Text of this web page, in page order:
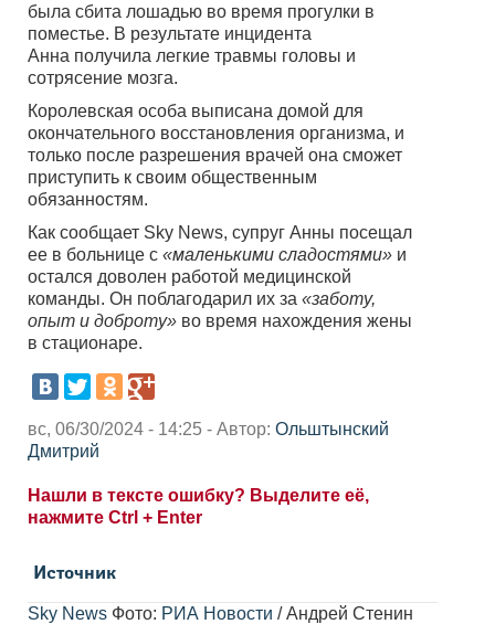
была сбита лошадью во время прогулки в
поместье. В результате инцидента
Анна получила легкие травмы головы и
сотрясение мозга.
Королевская особа выписана домой для
окончательного восстановления организма, и
только после разрешения врачей она сможет
приступить к своим общественным
обязанностям.
Как сообщает Sky News, супруг Анны посещал
ее в больнице с «маленькими сладостями» и
остался доволен работой медицинской
команды. Он поблагодарил их за «заботу,
опыт и доброту» во время нахождения жены
в стационаре.
вс, 06/30/2024 - 14:25 - Автор: Ольштынский
Дмитрий
Нашли в тексте ошибку? Выделите её,
нажмите Ctrl + Enter
Источник
Sky News Фото: РИА Новости / Андрей Стенин